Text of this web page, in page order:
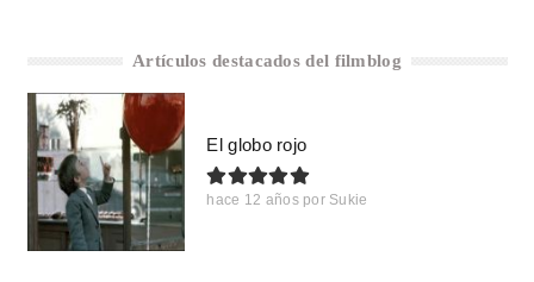
Artículos destacados del filmblog
El globo rojo
hace 12 años por Sukie